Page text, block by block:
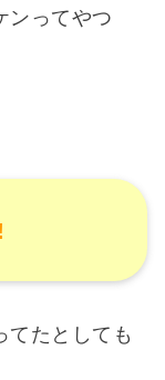
ンってやつ
てたとしても